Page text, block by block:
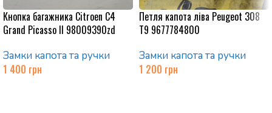
Кнопка багажника Citroen C4
Grand Picasso II 98009390zd
Замки капота та ручки
1 400 грн
Петля капота ліва Peugeot 308
T9 9677784800
Замки капота та ручки
1 200 грн